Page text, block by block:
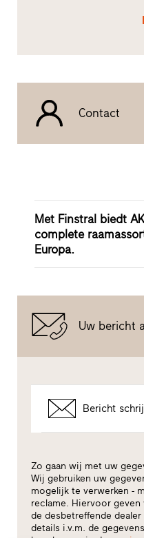
Contact
Met Finstral biedt
complete
Europa.
Uw bericht
Bericht
Zo gaan wij met uw
Wij gebruiken uw
mogelijk te verwerken -
reclame. Hiervoor
de desbetreffende
details i.v.m. de